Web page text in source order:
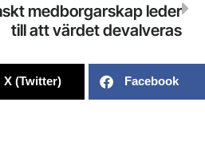
medborgarskap leder
till att värdet devalveras
X (Twitter) Facebook